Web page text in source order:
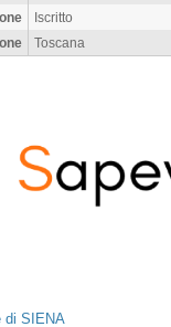
Iscritto
Toscana
di SIENA